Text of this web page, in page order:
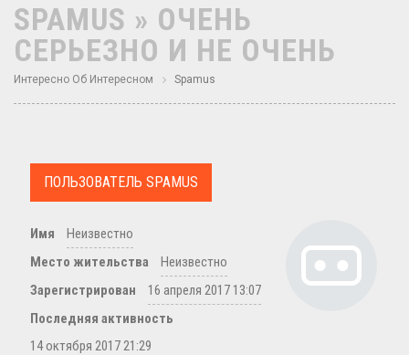
SPAMUS » ОЧЕНЬ
СЕРЬЕЗНО И НЕ ОЧЕНЬ
Интересно Об Интересном Spamus
ПОЛЬЗОВАТЕЛЬ SPAMUS
Имя
Неизвестно
Место жительства
Неизвестно
Зарегистрирован
16 апреля 2017 13:07
Последняя активность
14 октября 2017 21:29